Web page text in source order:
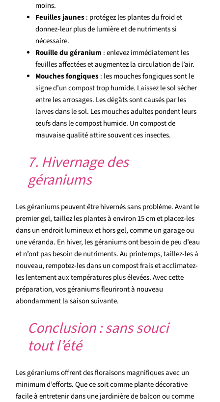
moins.
Feuilles jaunes: protégez les plantes du froid et
donnez-leur plus de lumière et de nutriments si
nécessaire.
Rouille du géranium : enlevez immédiatement les
feuilles affectées et augmentez la circulation de l’air.
Mouches fongiques: les mouches fongiques sont le
signe d’un compost trop humide. Laissez le sol sécher
entre les arrosages. Les dégâts sont causés par les
larves dans le sol. Les mouches adultes pondent leurs
œufs dans le compost humide. Un compost de
mauvaise qualité attire souvent ces insectes.
7. Hivernage des
géraniums
Les géraniums peuvent être hivernés sans problème. Avant le
premier gel, taillez les plantes à environ 15 cm et placez-les
dans un endroit lumineux et hors gel, comme un garage ou
une véranda. En hiver, les géraniums ont besoin de peu d’eau
et n’ont pas besoin de nutriments. Au printemps, taillez-les à
nouveau, rempotez-les dans un compost frais et acclimatez-
les lentement aux températures plus élevées. Avec cette
préparation, vos géraniums fleuriront à nouveau
abondamment la saison suivante.
Conclusion : sans souci
tout l’été
Les géraniums offrent des floraisons magnifiques avec un
minimum d’efforts. Que ce soit comme plante décorative
facile à entretenir dans une jardinière de balcon ou comme